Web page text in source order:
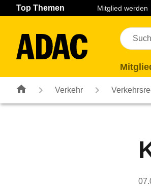
Navigation Seiteninhalt Fußzeile
Top Themen Mitglied werden
Verkehr